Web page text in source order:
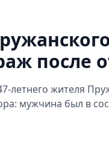
после
летнего жителя
мужчина был в